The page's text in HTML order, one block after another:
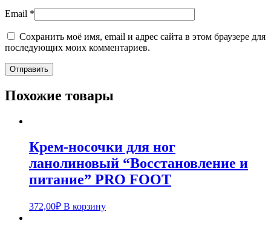
Email *
Сохранить моё имя, email и адрес сайта в этом браузере для
последующих моих комментариев.
Похожие товары
Крем-носочки для ног
ланолиновый “Восстановление и
питание” PRO FOOT
372,00₽ В корзину